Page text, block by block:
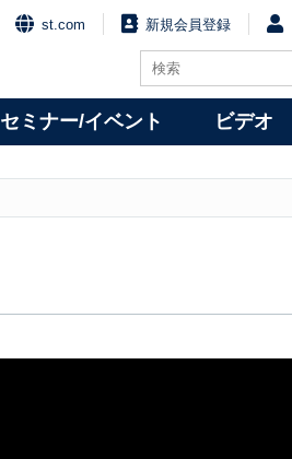
st.com 新規会員登録
セミナー/イベント ビデオ